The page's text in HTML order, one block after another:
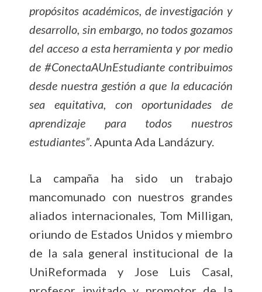
propósitos académicos, de investigación y
desarrollo, sin embargo, no todos gozamos
del acceso a esta herramienta y por medio
de #ConectaAUnEstudiante contribuimos
desde nuestra gestión a que la educación
sea equitativa, con oportunidades de
aprendizaje para todos nuestros
estudiantes”. Apunta Ada Landázury.
La campaña ha sido un trabajo
mancomunado con nuestros grandes
aliados internacionales, Tom Milligan,
oriundo de Estados Unidos y miembro
de la sala general institucional de la
UniReformada y Jose Luis Casal,